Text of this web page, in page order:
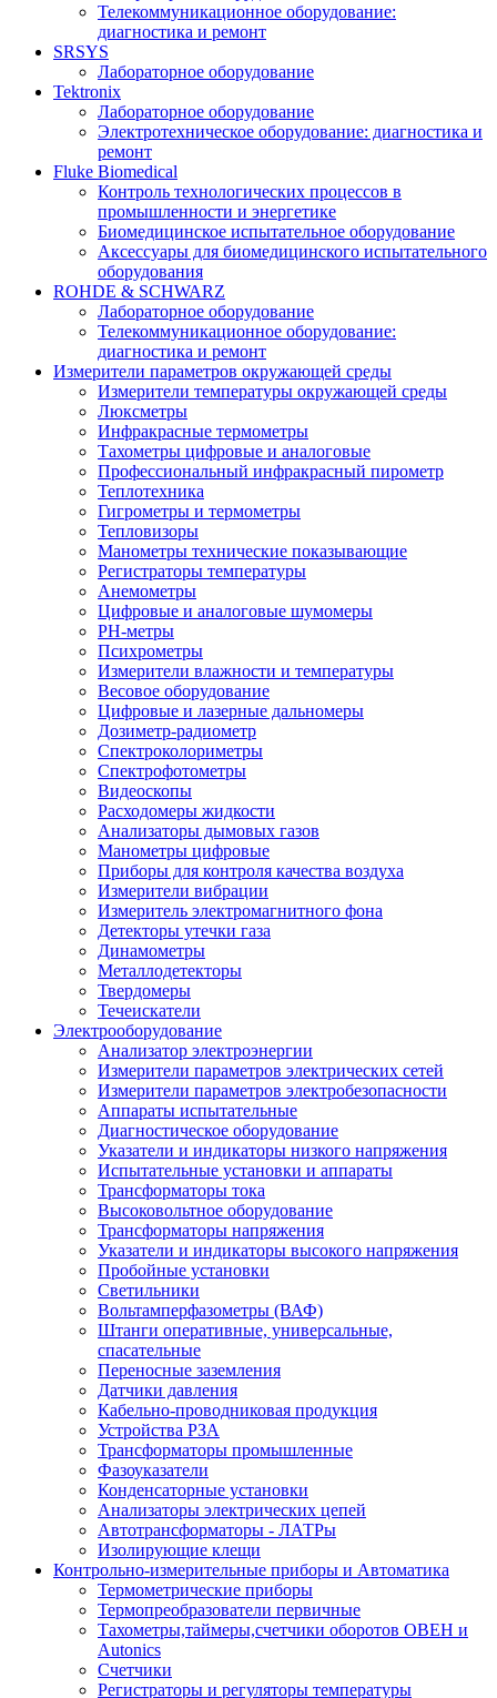
Телекоммуникационное оборудование:
диагностика и ремонт
SRSYS
Лабораторное оборудование
Tektronix
Лабораторное оборудование
Электротехническое оборудование: диагностика и
ремонт
Fluke Biomedical
Контроль технологических процессов в
промышленности и энергетике
Биомедицинское испытательное оборудование
Аксессуары для биомедицинского испытательного
оборудования
ROHDE & SCHWARZ
Лабораторное оборудование
Телекоммуникационное оборудование:
диагностика и ремонт
Измерители параметров окружающей среды
Измерители температуры окружающей среды
Люксметры
Инфракрасные термометры
Тахометры цифровые и аналоговые
Профессиональный инфракрасный пирометр
Теплотехника
Гигрометры и термометры
Тепловизоры
Манометры технические показывающие
Регистраторы температуры
Анемометры
Цифровые и аналоговые шумомеры
PH-метры
Психрометры
Измерители влажности и температуры
Весовое оборудование
Цифровые и лазерные дальномеры
Дозиметр-радиометр
Спектроколориметры
Спектрофотометры
Видеоскопы
Расходомеры жидкости
Анализаторы дымовых газов
Манометры цифровые
Приборы для контроля качества воздуха
Измерители вибрации
Измеритель электромагнитного фона
Детекторы утечки газа
Динамометры
Металлодетекторы
Твердомеры
Течеискатели
Электрооборудование
Анализатор электроэнергии
Измерители параметров электрических сетей
Измерители параметров электробезопасности
Аппараты испытательные
Диагностическое оборудование
Указатели и индикаторы низкого напряжения
Испытательные установки и аппараты
Трансформаторы тока
Высоковольтное оборудование
Трансформаторы напряжения
Указатели и индикаторы высокого напряжения
Пробойные установки
Светильники
Вольтамперфазометры (ВАФ)
Штанги оперативные, универсальные,
спасательные
Переносные заземления
Датчики давления
Кабельно-проводниковая продукция
Устройства РЗА
Трансформаторы промышленные
Фазоуказатели
Конденсаторные установки
Анализаторы электрических цепей
Автотрансформаторы - ЛАТРы
Изолирующие клещи
Контрольно-измерительные приборы и Автоматика
Термометрические приборы
Термопреобразователи первичные
Тахометры,таймеры,счетчики оборотов ОВЕН и
Autonics
Счетчики
Регистраторы и регуляторы температуры